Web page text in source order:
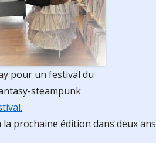
pour un festival du
steampunk
,
prochaine édition dans deux ans